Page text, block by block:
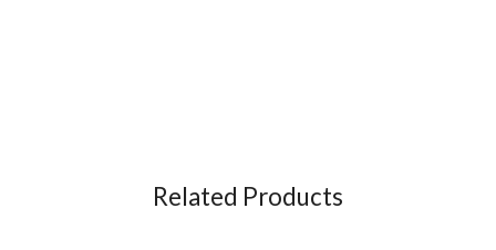
Related Products